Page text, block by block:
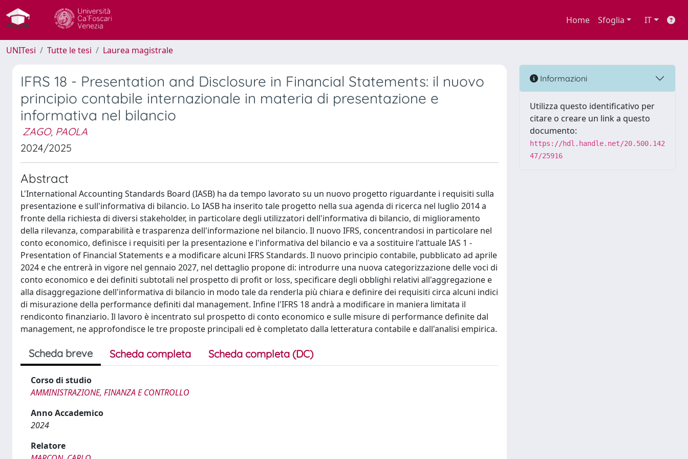
Home Sfoglia IT
UNITesi Tutte le tesi Laurea magistrale
IFRS 18 - Presentation and Disclosure in Financial Statements: il nuovo
principio contabile internazionale in materia di presentazione e
informativa nel bilancio
ZAGO, PAOLA
2024/2025
Abstract
L'International Accounting Standards Board (IASB) ha da tempo lavorato su un nuovo progetto riguardante i requisiti sulla
presentazione e sull'informativa di bilancio. Lo IASB ha inserito tale progetto nella sua agenda di ricerca nel luglio 2014 a
fronte della richiesta di diversi stakeholder, in particolare degli utilizzatori dell'informativa di bilancio, di miglioramento
della rilevanza, comparabilità e trasparenza dell'informazione nel bilancio. Il nuovo IFRS, concentrandosi in particolare nel
conto economico, definisce i requisiti per la presentazione e l'informativa del bilancio e va a sostituire l'attuale IAS 1 -
Presentation of Financial Statements e a modificare alcuni IFRS Standards. Il nuovo principio contabile, pubblicato ad aprile
2024 e che entrerà in vigore nel gennaio 2027, nel dettaglio propone di: introdurre una nuova categorizzazione delle voci di
conto economico e dei definiti subtotali nel prospetto di profit or loss, specificare degli obblighi relativi all'aggregazione e
alla disaggregazione dell'informativa di bilancio in modo tale da renderla più chiara e definire dei requisiti circa alcuni indici
di misurazione della performance definiti dal management. Infine l'IFRS 18 andrà a modificare in maniera limitata il
rendiconto finanziario. Il lavoro è incentrato sul prospetto di conto economico e sulle misure di performance definite dal
management, ne approfondisce le tre proposte principali ed è completato dalla letteratura contabile e dall'analisi empirica.
Scheda breve Scheda completa Scheda completa (DC)
Corso di studio
AMMINISTRAZIONE, FINANZA E CONTROLLO
Anno Accademico
2024
Relatore
Informazioni
Utilizza questo identificativo per
citare o creare un link a questo
documento:
https://hdl.handle.net/20.500.142
47/25916